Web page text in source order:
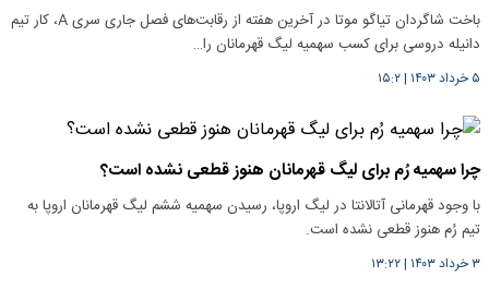
باخت شاگردان تیاگو موتا در آخرین هفته از رقابت‌های فصل جاری سری A، کار تیم
دانیله دروسی برای کسب سهمیه لیگ قهرمانان را…
۵ خرداد ۱۴۰۳ |۱۵:۲
چرا سهمیه رُم برای لیگ قهرمانان هنوز قطعی نشده است؟
با وجود قهرمانی آتالانتا در لیگ اروپا، رسیدن سهمیه ششم لیگ قهرمانان اروپا به
تیم رُم هنوز قطعی نشده است.
۳ خرداد ۱۴۰۳ |۱۳:۲۲